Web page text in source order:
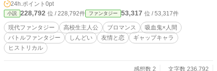
が起こす事件に茉莉達は巻き込まれてゆく。静藍は果たして
無事に人間へと戻れるのか？ 襲いかかる吸血鬼とそれに抗
う高校生の戦いを描いた現在バトルファンタジー。 ※本編は
完結済みです。 ※過去編から先よりブロマンス要素が入って
来ます。 ©️2021-hayato sohga ※当サイトに掲載されている
絵はMACKさん、凜々サイさん、長月京子さん、藤原 柚月さ
24h.ポイント 0pt
小説 228,792 位 / 228,792件 ファンタジー 53,317 位 / 53,317件
現代ファンタジー 高校生主人公 ブロマンス
吸血鬼×人間
バトルファンタジー
しんどい 友情と恋
ギャップキャラ
ヒストリカル
感想数 2
文字数 236,792